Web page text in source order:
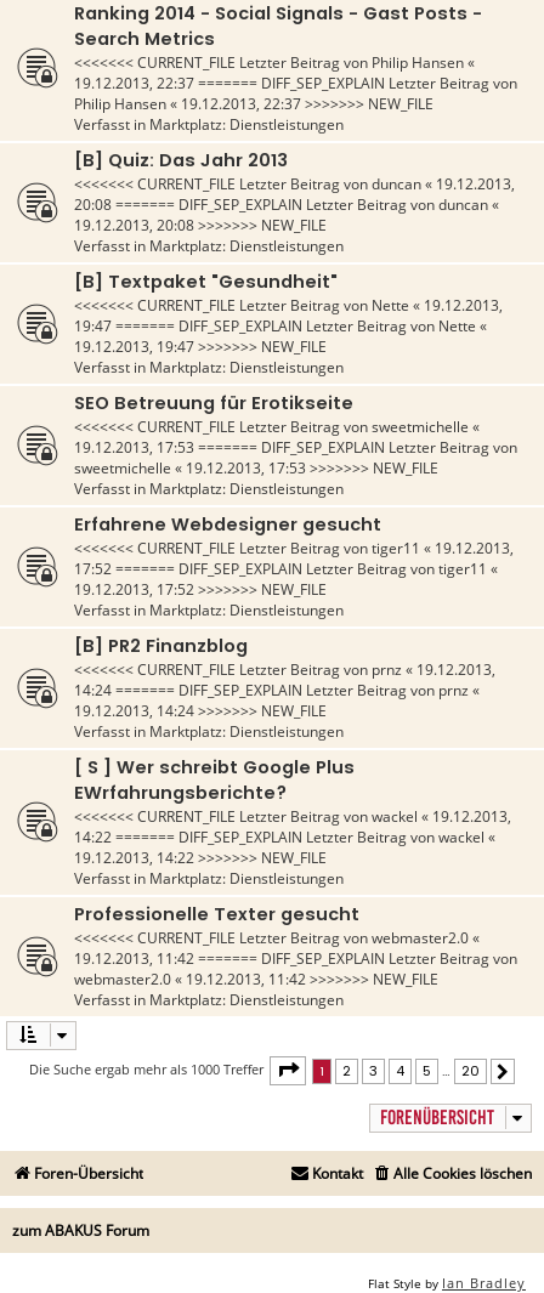
Ranking 2014 - Social Signals - Gast Posts -
Search Metrics
<<<<<<< CURRENT_FILE Letzter Beitrag von Philip Hansen«
19.12.2013, 22:37======= DIFF_SEP_EXPLAIN Letzter Beitrag von
Philip Hansen« 19.12.2013, 22:37>>>>>>> NEW_FILE
Verfasst in Marktplatz: Dienstleistungen
[B] Quiz: Das Jahr 2013
<<<<<<< CURRENT_FILE Letzter Beitrag vonduncan« 19.12.2013,
20:08======= DIFF_SEP_EXPLAIN Letzter Beitrag vonduncan«
19.12.2013, 20:08>>>>>>> NEW_FILE
Verfasst in Marktplatz: Dienstleistungen
[B] Textpaket "Gesundheit"
<<<<<<< CURRENT_FILE Letzter Beitrag von Nette « 19.12.2013,
19:47======= DIFF_SEP_EXPLAIN Letzter Beitrag von Nette «
19.12.2013, 19:47>>>>>>> NEW_FILE
Verfasst in Marktplatz: Dienstleistungen
SEO Betreuung für Erotikseite
<<<<<<< CURRENT_FILE Letzter Beitrag vonsweetmichelle «
19.12.2013, 17:53 ======= DIFF_SEP_EXPLAIN Letzter Beitrag von
sweetmichelle « 19.12.2013, 17:53 >>>>>>> NEW_FILE
Verfasst in Marktplatz: Dienstleistungen
Erfahrene Webdesigner gesucht
<<<<<<< CURRENT_FILE Letzter Beitrag vontiger11 « 19.12.2013,
17:52======= DIFF_SEP_EXPLAIN Letzter Beitrag vontiger11 «
19.12.2013, 17:52>>>>>>> NEW_FILE
Verfasst in Marktplatz: Dienstleistungen
[B] PR2 Finanzblog
<<<<<<< CURRENT_FILE Letzter Beitrag von prnz « 19.12.2013,
14:24======= DIFF_SEP_EXPLAIN Letzter Beitrag von prnz «
19.12.2013, 14:24>>>>>>> NEW_FILE
Verfasst in Marktplatz: Dienstleistungen
[ S ] Wer schreibt Google Plus
EWrfahrungsberichte?
<<<<<<< CURRENT_FILE Letzter Beitrag vonwackel « 19.12.2013,
14:22======= DIFF_SEP_EXPLAIN Letzter Beitrag vonwackel «
19.12.2013, 14:22>>>>>>> NEW_FILE
Verfasst in Marktplatz: Dienstleistungen
Professionelle Texter gesucht
<<<<<<< CURRENT_FILE Letzter Beitrag vonwebmaster2.0«
19.12.2013, 11:42======= DIFF_SEP_EXPLAIN Letzter Beitrag von
webmaster2.0« 19.12.2013, 11:42>>>>>>> NEW_FILE
Verfasst in Marktplatz: Dienstleistungen
Die Suche ergab mehr als 1000 Treffer Seite von20
1 2 3 4 5 … 20
FORENÜBERSICHT
Foren-Übersicht Alle Cookies löschen
Kontakt
zum ABAKUS Forum
Flat Style by Ian Bradley